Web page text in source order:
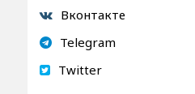
Вконтакте
Telegram
Twitter